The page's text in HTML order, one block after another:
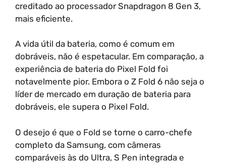
creditado ao processador Snapdragon 8 Gen 3,
mais eficiente.
A vida útil da bateria, como é comum em
dobráveis, não é espetacular. Em comparação, a
experiência de bateria do Pixel Fold foi
notavelmente pior. Embora o Z Fold 6 não seja o
líder de mercado em duração de bateria para
dobráveis, ele supera o Pixel Fold.
O desejo é que o Fold se torne o carro-chefe
completo da Samsung, com câmeras
comparáveis às do Ultra, S Pen integrada e